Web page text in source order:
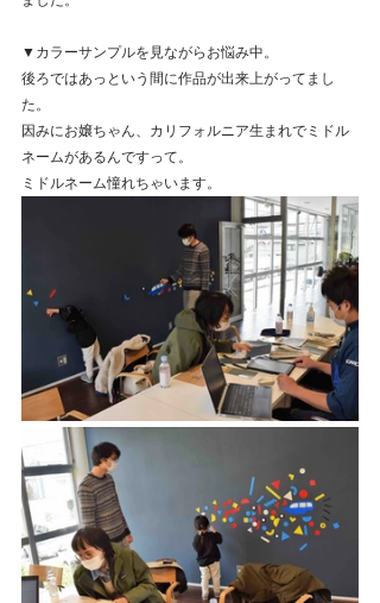
▼カラーサンプルを見ながらお悩み中。
後ろではあっという間に作品が出来上がってまし
た。
因みにお嬢ちゃん、カリフォルニア生まれでミドル
ネームがあるんですって。
ミドルネーム憧れちゃいます。